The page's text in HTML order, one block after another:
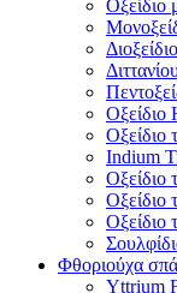
Οξείδιο
Οξείδιο
Indium
Οξείδιο
Οξείδιο
Οξείδιο
Φθοριούχα
Yttrium